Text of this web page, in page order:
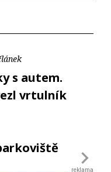
s autem.
vrtulník